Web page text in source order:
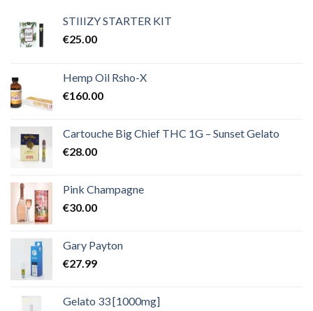
€2,000.00
STIIIZY STARTER KIT
€25.00
Hemp Oil Rsho-X
€160.00
Cartouche Big Chief THC 1G – Sunset Gelato
€28.00
Pink Champagne
€30.00
Gary Payton
€27.99
Gelato 33 [1000mg]